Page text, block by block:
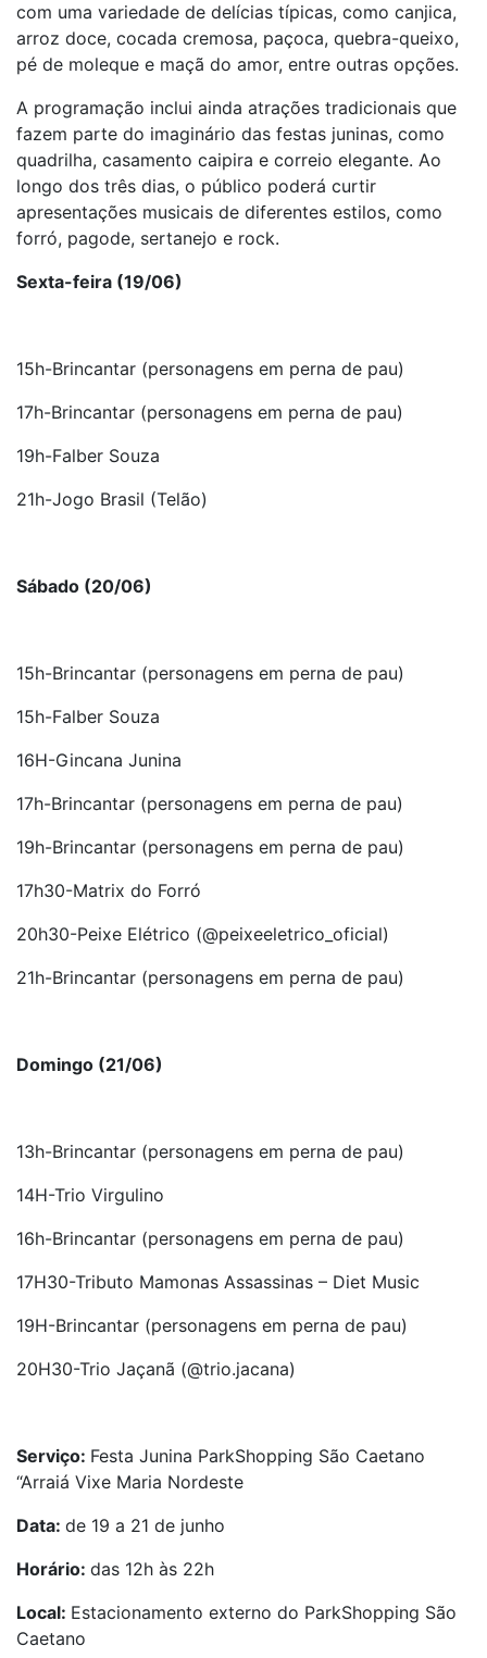
com uma variedade de delícias típicas, como canjica,
arroz doce, cocada cremosa, paçoca, quebra-queixo,
pé de moleque e maçã do amor, entre outras opções.
A programação inclui ainda atrações tradicionais que
fazem parte do imaginário das festas juninas, como
quadrilha, casamento caipira e correio elegante. Ao
longo dos três dias, o público poderá curtir
apresentações musicais de diferentes estilos, como
forró, pagode, sertanejo e rock.
Sexta-feira (19/06)
15h-Brincantar (personagens em perna de pau)
17h-Brincantar (personagens em perna de pau)
19h-Falber Souza
21h-Jogo Brasil (Telão)
Sábado (20/06)
15h-Brincantar (personagens em perna de pau)
15h-Falber Souza
16H-Gincana Junina
17h-Brincantar (personagens em perna de pau)
19h-Brincantar (personagens em perna de pau)
17h30-Matrix do Forró
20h30-Peixe Elétrico (@peixeeletrico_oficial)
21h-Brincantar (personagens em perna de pau)
Domingo (21/06)
13h-Brincantar (personagens em perna de pau)
14H-Trio Virgulino
16h-Brincantar (personagens em perna de pau)
17H30-Tributo Mamonas Assassinas – Diet Music
19H-Brincantar (personagens em perna de pau)
20H30-Trio Jaçanã (@trio.jacana)
Serviço: Festa Junina ParkShopping São Caetano
“Arraiá Vixe Maria Nordeste
Data: de 19 a 21 de junho
Horário: das 12h às 22h
Local: Estacionamento externo do ParkShopping São
Caetano